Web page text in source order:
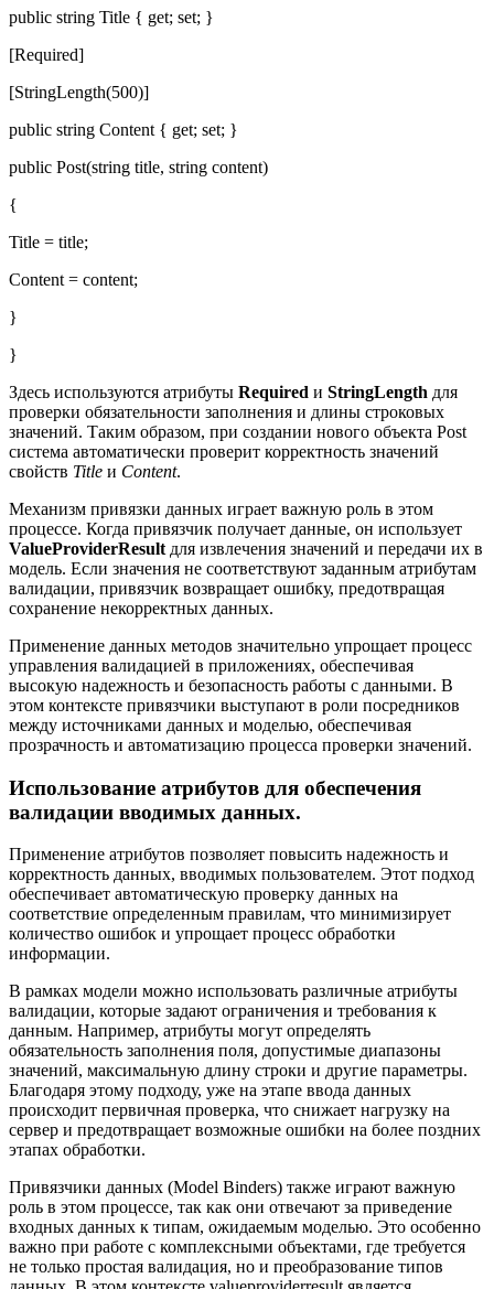
public string Title { get; set; }
[Required]
[StringLength(500)]
public string Content { get; set; }
public Post(string title, string content)
{
Title = title;
Content = content;
}
}
Здесь используются атрибуты Required и StringLength для
проверки обязательности заполнения и длины строковых
значений. Таким образом, при создании нового объекта Post
система автоматически проверит корректность значений
свойств Title и Content.
Механизм привязки данных играет важную роль в этом
процессе. Когда привязчик получает данные, он использует
ValueProviderResult для извлечения значений и передачи их в
модель. Если значения не соответствуют заданным атрибутам
валидации, привязчик возвращает ошибку, предотвращая
сохранение некорректных данных.
Применение данных методов значительно упрощает процесс
управления валидацией в приложениях, обеспечивая
высокую надежность и безопасность работы с данными. В
этом контексте привязчики выступают в роли посредников
между источниками данных и моделью, обеспечивая
прозрачность и автоматизацию процесса проверки значений.
Использование атрибутов для обеспечения
валидации вводимых данных.
Применение атрибутов позволяет повысить надежность и
корректность данных, вводимых пользователем. Этот подход
обеспечивает автоматическую проверку данных на
соответствие определенным правилам, что минимизирует
количество ошибок и упрощает процесс обработки
информации.
В рамках модели можно использовать различные атрибуты
валидации, которые задают ограничения и требования к
данным. Например, атрибуты могут определять
обязательность заполнения поля, допустимые диапазоны
значений, максимальную длину строки и другие параметры.
Благодаря этому подходу, уже на этапе ввода данных
происходит первичная проверка, что снижает нагрузку на
сервер и предотвращает возможные ошибки на более поздних
этапах обработки.
Привязчики данных (Model Binders) также играют важную
роль в этом процессе, так как они отвечают за приведение
входных данных к типам, ожидаемым моделью. Это особенно
важно при работе с комплексными объектами, где требуется
не только простая валидация, но и преобразование типов